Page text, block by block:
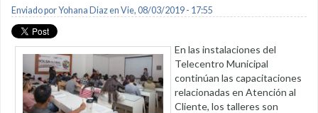
Enviado porYohana Diazen Vie, 08/03/2019 - 17:55
En las instalaciones del
Telecentro Municipal
continúan las capacitaciones
relacionadas en Atención al
Cliente, los talleres son